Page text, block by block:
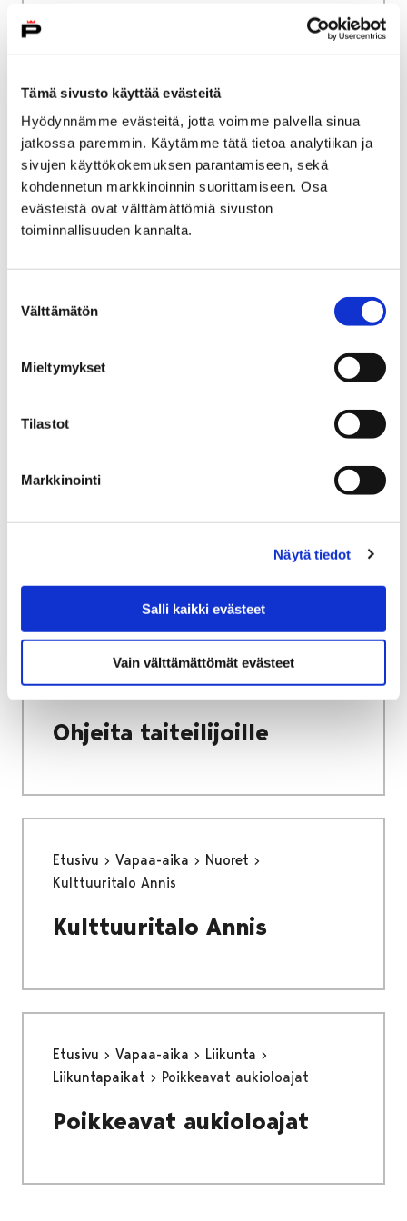
Tämä sivusto käyttää evästeitä
Hyödynnämme evästeitä, jotta voimme palvella sinua
jatkossa paremmin. Käytämme tätä tietoa analytiikan ja
sivujen käyttökokemuksen parantamiseen, sekä
kohdennetun markkinoinnin suorittamiseen. Osa
evästeistä ovat välttämättömiä sivuston
toiminnallisuuden kannalta.
valinta
Välttämätön
Mieltymykset
Tilastot
Markkinointi
Näytä tiedot
Salli kaikki evästeet
Vain välttämättömät evästeet
Porin väestökehitys
Porin väestökehitys
Etusivu Kaupunki ja hallinto
Ota yhteyttä
Kaupungin asiointipalvelut
Porin kaupungin asiakaspalvelu
Porin brändituotteet
Etusivu
Tulevat näyttelyt
Tulevat näyttelyt
Etusivu Vapaa-aika
Kulttuuri
Kulttuuritalo Annis
Avoin seinä -galleria
Ohjeita taiteilijoille
Ohjeita taiteilijoille
Etusivu Vapaa-aika
Nuoret
Kulttuuritalo Annis
Kulttuuritalo Annis
Etusivu Vapaa-aika
Liikunta
Liikuntapaikat
Poikkeavat aukioloajat
Poikkeavat aukioloajat